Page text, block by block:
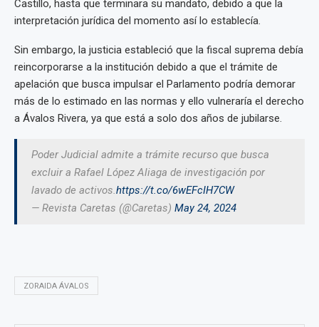
Castillo, hasta que terminara su mandato, debido a que la
interpretación jurídica del momento así lo establecía.
Sin embargo, la justicia estableció que la fiscal suprema debía
reincorporarse a la institución debido a que el trámite de
apelación que busca impulsar el Parlamento podría demorar
más de lo estimado en las normas y ello vulneraría el derecho
a Ávalos Rivera, ya que está a solo dos años de jubilarse.
Poder Judicial admite a trámite recurso que busca
excluir a Rafael López Aliaga de investigación por
lavado de activos.https://t.co/6wEFcIH7CW
— Revista Caretas (@Caretas) May 24, 2024
ZORAIDA ÁVALOS